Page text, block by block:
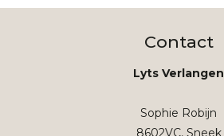
2,50.1,50.
Contact
Lyts Verlangen
Sophie Robijn
8602VC, Sneek